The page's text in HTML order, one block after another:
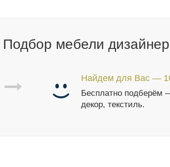
Подбор мебели
Найдем для Вас —
Бесплатно подберём
декор, текстиль.